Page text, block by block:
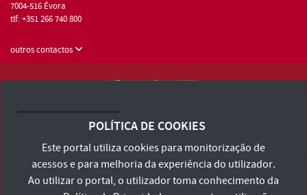
7004-516 Évora
tlf: +351 266 740 800
outros contactos
Consulte os Termos e Condições e Política de Privacidade
Declaração de Acessibilidade
POLÍTICA DE COOKIES
Este portal utiliza cookies para monitorização de
acessos e para melhoria da experiência do utilizador.
Ao utilizar o portal, o utilizador toma conhecimento da